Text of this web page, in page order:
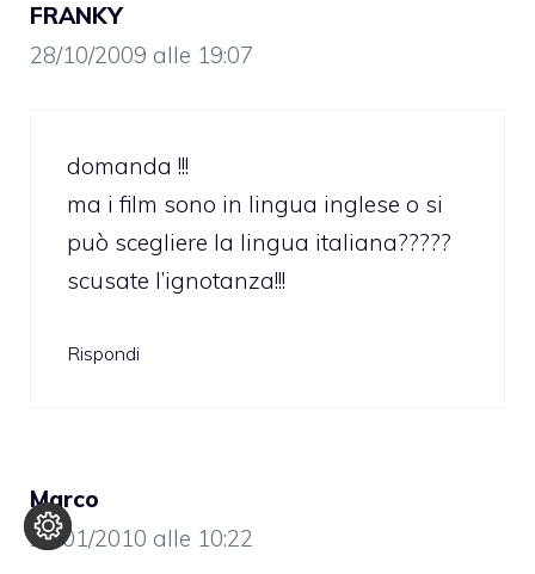
FRANKY
28/10/2009 alle 19:07
domanda !!!
ma i film sono in lingua inglese o si
può scegliere la lingua italiana?????
scusate l’ignotanza!!!
Rispondi
Marco
28/01/2010 alle 10:22